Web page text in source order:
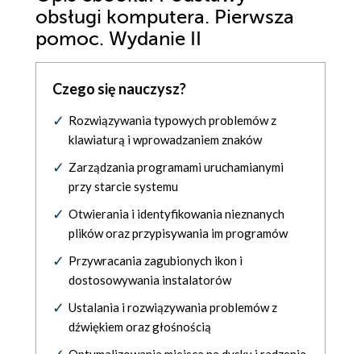
obsługi komputera. Pierwsza
pomoc. Wydanie II
Czego się nauczysz?
Rozwiązywania typowych problemów z
klawiaturą i wprowadzaniem znaków
Zarządzania programami uruchamianymi
przy starcie systemu
Otwierania i identyfikowania nieznanych
plików oraz przypisywania im programów
Przywracania zagubionych ikon i
dostosowywania instalatorów
Ustalania i rozwiązywania problemów z
dźwiękiem oraz głośnością